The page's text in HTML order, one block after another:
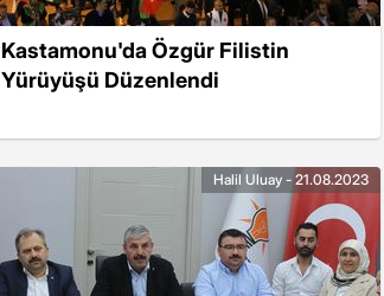
Kastamonu'da Özgür Filistin
Yürüyüşü Düzenlendi
Halil Uluay - 21.08.2023